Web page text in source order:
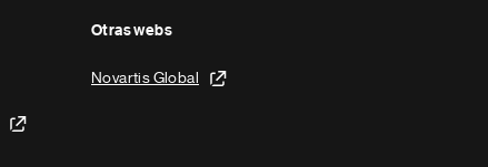
Otras webs
Novartis Global